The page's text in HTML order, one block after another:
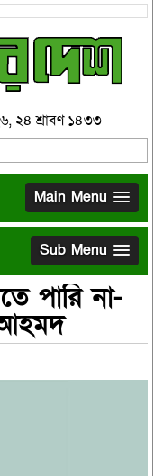
২৪ শ্রাবণ ১৪৩৩
Main Menu
Sub Menu
পারি না-
আহমদ